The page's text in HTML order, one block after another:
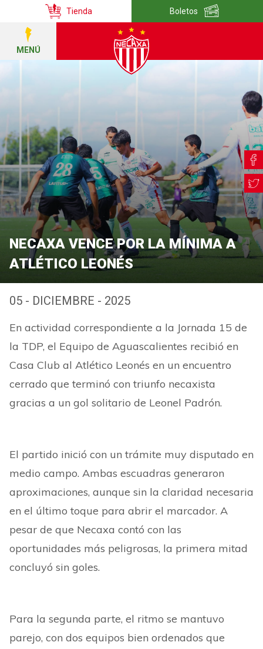
Tienda Boletos
MENÚ
NECAXA VENCE POR LA MÍNIMA A
ATLÉTICO LEONÉS
05 - DICIEMBRE - 2025
En actividad correspondiente a la Jornada 15 de
la TDP, el Equipo de Aguascalientes recibió en
Casa Club al Atlético Leonés en un encuentro
cerrado que terminó con triunfo necaxista
gracias a un gol solitario de Leonel Padrón.
El partido inició con un trámite muy disputado en
medio campo. Ambas escuadras generaron
aproximaciones, aunque sin la claridad necesaria
en el último toque para abrir el marcador. A
pesar de que Necaxa contó con las
oportunidades más peligrosas, la primera mitad
concluyó sin goles.
Para la segunda parte, el ritmo se mantuvo
parejo, con dos equipos bien ordenados que